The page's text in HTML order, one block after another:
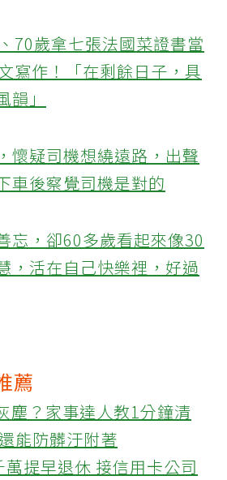
70歲拿七張法國菜證書當
寫作！「在剩餘日子，具
」
懷疑司機想繞遠路，出聲
車後察覺司機是對的
忘，卻60多歲看起來像30
，活在自己快樂裡，好過
薦
塵？家事達人教1分鐘清
能防髒汙附著
提早退休 接信用卡公司